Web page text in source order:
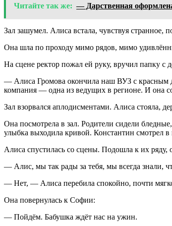
Читайте так же: — Дарственная
Зал зашумел. Алиса встала, чувствуя
Она шла по проходу мимо рядов, мимо
На сцене ректор пожал ей руку, вручил папку с
— Алиса Громова окончила наш ВУЗ с красным
компания — одна из ведущих в регионе. И она
Зал взорвался аплодисментами. Алиса стояла,
Она посмотрела в зал. Родители сидели
улыбка выходила кривой. Константин смотрел в
Алиса спустилась со сцены. Подошла к их ряду,
— Алис, мы так рады за тебя, мы всегда знали,
— Нет, — Алиса перебила спокойно, почти
Она повернулась к Софии:
— Пойдём. Бабушка ждёт нас на ужин.